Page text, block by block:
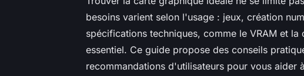
besoins varient selon l'usage : jeux, création
spécifications techniques, comme le VRAM et
essentiel. Ce guide propose des conseils
recommandations d'utilisateurs pour vous